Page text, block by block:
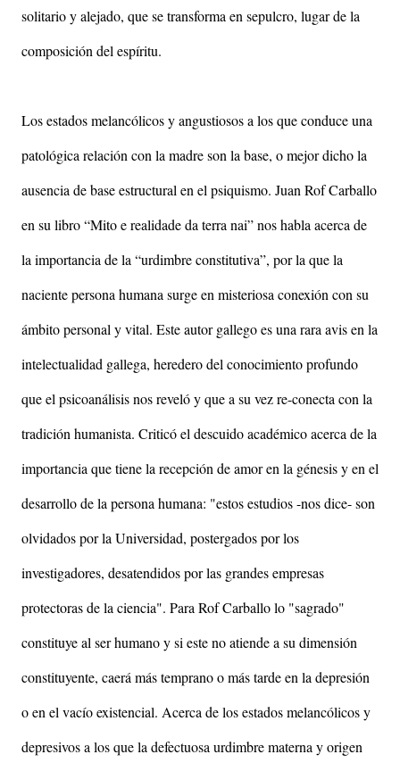
solitario y alejado, que se transforma en sepulcro, lugar de la
composición del espíritu.
Los estados melancólicos y angustiosos a los que conduce una
patológica relación con la madre son la base, o mejor dicho la
ausencia de base estructural en el psiquismo. Juan Rof Carballo
en su libro “Mito e realidade da terra nai” nos habla acerca de
la importancia de la “urdimbre constitutiva”, por la que la
naciente persona humana surge en misteriosa conexión con su
ámbito personal y vital. Este autor gallego es una rara avis en la
intelectualidad gallega, heredero del conocimiento profundo
que el psicoanálisis nos reveló y que a su vez re-conecta con la
tradición humanista. Criticó el descuido académico acerca de la
importancia que tiene la recepción de amor en la génesis y en el
desarrollo de la persona humana: "estos estudios -nos dice- son
olvidados por la Universidad, postergados por los
investigadores, desatendidos por las grandes empresas
protectoras de la ciencia". Para Rof Carballo lo "sagrado"
constituye al ser humano y si este no atiende a su dimensión
constituyente, caerá más temprano o más tarde en la depresión
o en el vacío existencial. Acerca de los estados melancólicos y
depresivos a los que la defectuosa urdimbre materna y origen